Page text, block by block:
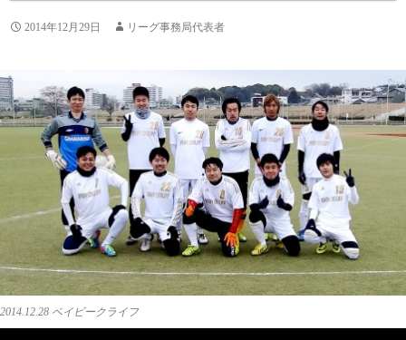
2014年12月29日 リーグ事務局代表者
2014.12.28 ベイビークライフ